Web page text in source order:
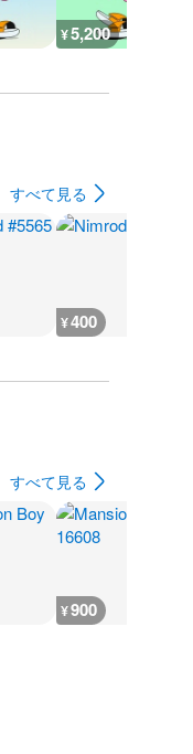
¥5,200
すべて見る
¥400
すべて見る
¥900